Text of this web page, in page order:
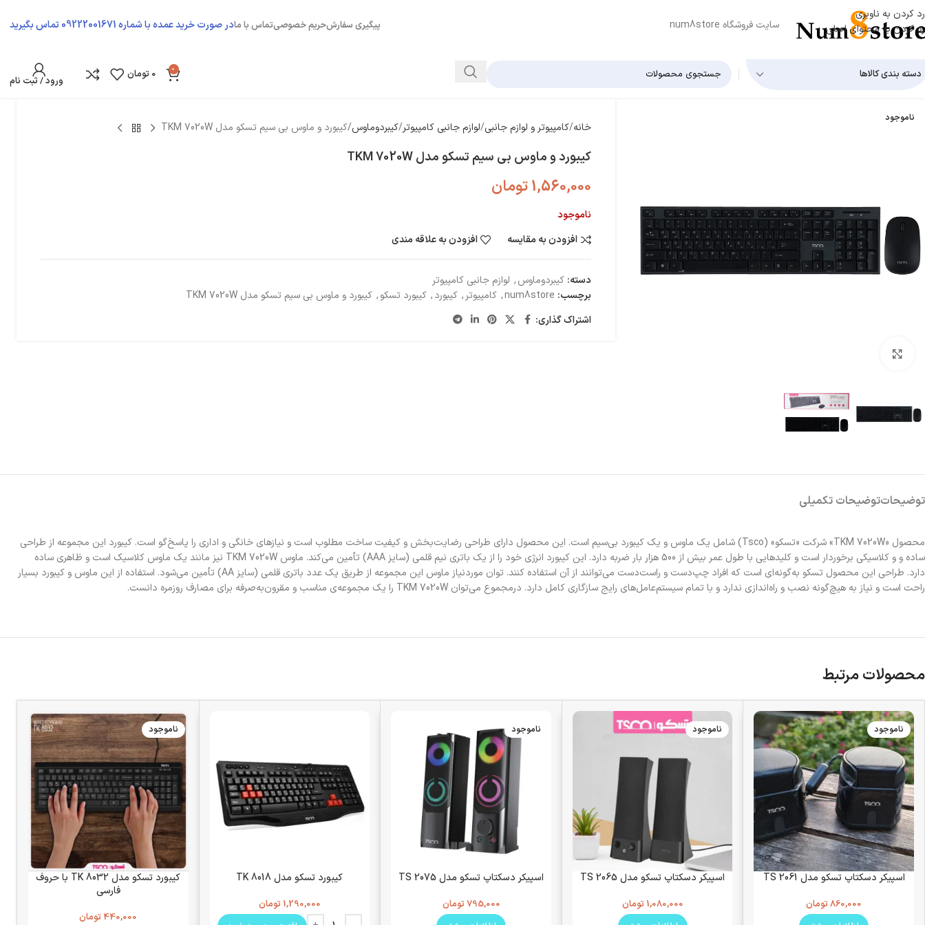
رد کردن به ناوبری
رد کردن به محتوای اصلی
سایت فروشگاه num8store پیگیری سفارشحریم خصوصیتماس با مادر صورت خرید عمده با شماره 09222001671 تماس بگیرید
دسته بندی کالاها 0
0 تومان
ورود / ثبت نام
ناموجود
خانه کامپیوتر و لوازم جانبی لوازم جانبی کامپیوتر کیبردوماوس کیبورد و ماوس بی سیم تسکو مدل TKM 7020W
کیبورد و ماوس بی سیم تسکو مدل TKM 7020W
1,560,000تومان
ناموجود
افزودن به مقایسه
افزودن به علاقه مندی
دسته: کیبردوماوس, لوازم جانبی کامپیوتر
برچسب: num8store
, کامپیوتر , کیبورد, کیبورد تسکو, کیبورد و ماوس بی سیم تسکو مدل TKM 7020W
اشتراک گذاری:
توضیحاتتوضیحات تکمیلی
محصول «TKM 7020W» شرکت «تسکو» (Tsco) شامل یک ماوس و یک کیبورد بی‌سیم است. این محصول دارای طراحی رضایت‌بخش و کیفیت ساخت مطلوب است و نیازهای خانگی و اداری را پاسخ‌گو است. کیبورد این مجموعه از طراحی
ساده و و کلاسیکی برخوردار است و کلیدهایی با طول عمر بیش از 500 هزار بار ضربه دارد. این کیبورد انرژی خود را از یک باتری نیم قلمی (سایز AAA) تأمین می‌کند. ماوس TKM 7020W نیز مانند یک ماوس کلاسیک است و ظاهری ساده
دارد. طراحی این محصول تسکو به‌گونه‌ای است که افراد چپ‌دست و راست‌دست می‌توانند از آن استفاده کنند. توان موردنیاز ماوس این مجموعه از طریق یک عدد باتری قلمی (سایز AA) تأمین می‌شود. استفاده از این ماوس و کیبورد بسیار
راحت است و نیاز به هیچ‌گونه نصب و راه‌اندازی ندارد و با تمام سیستم‌عامل‌های رایج سازگاری کامل دارد. درمجموع می‌توان TKM 7020W را یک مجموعه‌ی مناسب و مقرون‌به‌صرفه برای مصارف روزمره دانست.
محصولات مرتبط
ناموجود
اسپیکر دسکتاپ تسکو مدل TS 2061
860,000 تومان
ناموجود
اسپیکر دسکتاپ تسکو مدل TS 2065
1,080,000 تومان
ناموجود
اسپیکر دسکتاپ تسکو مدل TS 2075
795,000 تومان
کیبورد تسکو مدل TK 8018
1,290,000 تومان
ناموجود
کیبورد تسکو مدل TK 8032 با حروف
فارسی
440,000 تومان